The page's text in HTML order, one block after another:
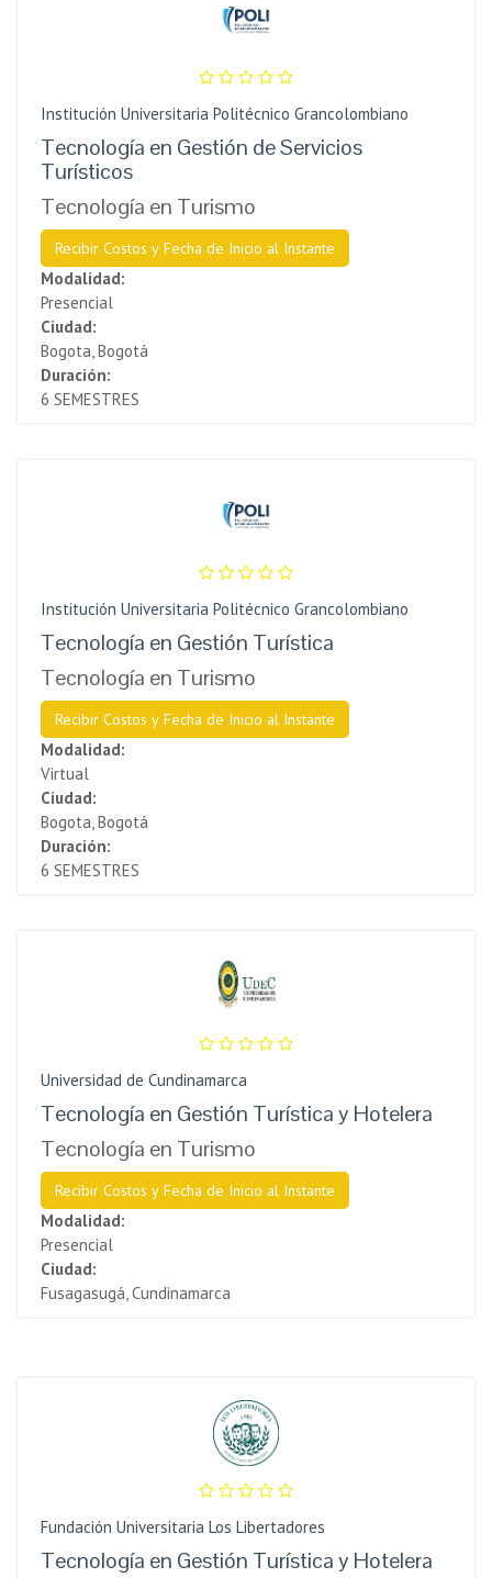
Institución Universitaria Politécnico Grancolombiano
Tecnología en Gestión de Servicios
Turísticos
Tecnología en Turismo
Recibir Costos y Fecha de Inicio al Instante
Modalidad:
Presencial
Ciudad:
Bogota, Bogotá
Duración:
6 SEMESTRES
Institución Universitaria Politécnico Grancolombiano
Tecnología en Gestión Turística
Tecnología en Turismo
Recibir Costos y Fecha de Inicio al Instante
Modalidad:
Virtual
Ciudad:
Bogota, Bogotá
Duración:
6 SEMESTRES
Universidad de Cundinamarca
Tecnología en Gestión Turística y Hotelera
Tecnología en Turismo
Recibir Costos y Fecha de Inicio al Instante
Modalidad:
Presencial
Ciudad:
Fusagasugá, Cundinamarca
Fundación Universitaria Los Libertadores
Tecnología en Gestión Turística y Hotelera